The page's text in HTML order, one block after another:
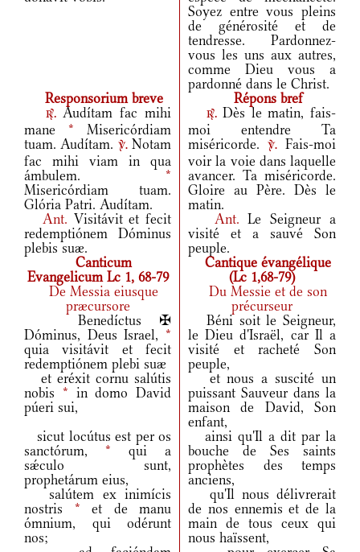
Soyez entre vous pleins
de générosité et de
tendresse. Pardonnez-
vous les uns aux autres,
comme Dieu vous a
pardonné dans le Christ.
Responsorium breve
Répons bref
r.Audítam fac mihi
mane * Misericórdiam
tuam. Audítam. v.Notam
fac mihi viam in qua
ámbulem. *
Misericórdiam tuam.
Glória Patri. Audítam.
r.Dès le matin, fais-
moi entendre Ta
miséricorde.
v.
Fais-moi
voir la voie dans laquelle
avancer. Ta miséricorde.
Gloire au Père. Dès le
matin.
Ant. Visitávit et fecit
redemptiónem Dóminus
plebis suæ.
Ant.Le Seigneur a
visité et a sauvé Son
peuple.
Canticum
Evangelicum Lc 1, 68-79
Cantique évangélique
(Lc 1,68-79)
De Messia eiusque
præcursore
Du Messie et de son
précurseur
Benedíctus ✠
Dóminus, Deus Israel, *
quia visitávit et fecit
redemptiónem plebi suæ
Béni soit le Seigneur,
le Dieu d'Israël, car Il a
visité et racheté Son
peuple,
et eréxit cornu salútis
nobis * in domo David
púeri sui,
et nous a suscité un
puissant Sauveur dans la
maison de David, Son
enfant,
sicut locútus est per os
sanctórum, * qui a
sǽculo sunt,
prophetárum eius,
ainsi qu'Il a dit par la
bouche de Ses saints
prophètes des temps
anciens,
salútem ex inimícis
nostris * et de manu
ómnium, qui odérunt
nos;
qu'Il nous délivrerait
de nos ennemis et de la
main de tous ceux qui
nous haïssent,